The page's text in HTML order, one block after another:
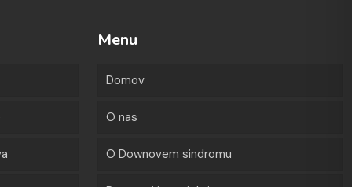
Menu
Domov
O nas
O Downovem sindromu